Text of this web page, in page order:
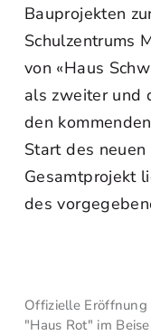
Bauprojekten
Schulzentrums
von «Haus
als zweiter und
den
Start des
Gesamtprojekt
des
Offizielle Eröffnung
"Haus Rot" im